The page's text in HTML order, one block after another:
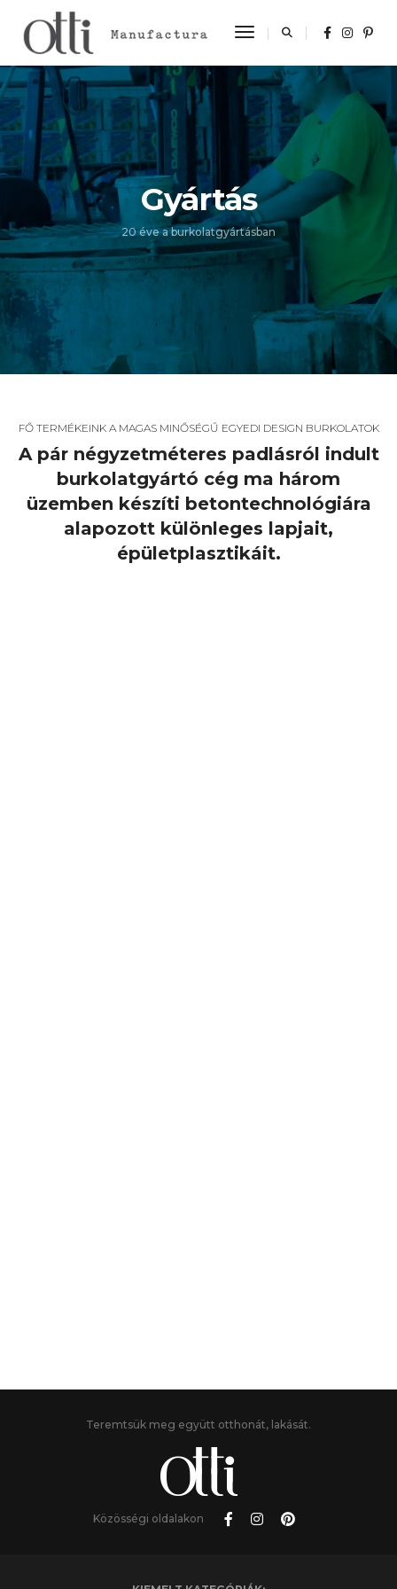
Toggle Navigation
Gyártás
20 éve a burkolatgyártásban
FŐ TERMÉKEINK A MAGAS MINŐSÉGŰ EGYEDI DESIGN BURKOLATOK
A pár négyzetméteres padlásról indult
burkolatgyártó cég ma három
üzemben készíti betontechnológiára
alapozott különleges lapjait,
épületplasztikáit.
Teremtsük meg együtt otthonát, lakását.
Közösségi oldalakon